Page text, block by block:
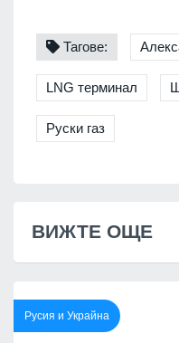
Тагове:
LNG терминал
Руски газ
ВИЖТЕ ОЩЕ
Русия и Украйна